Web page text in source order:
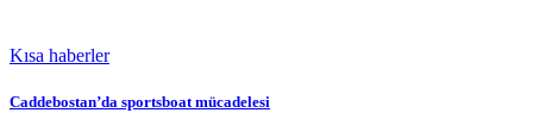
Kısa haberler
Caddebostan’da sportsboat mücadelesi